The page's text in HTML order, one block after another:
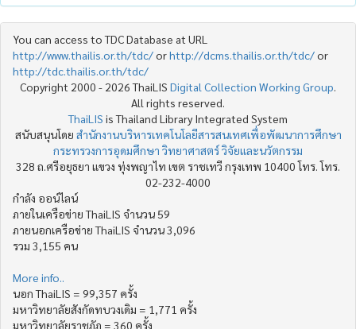
You can access to TDC Database at URL
http://www.thailis.or.th/tdc/orhttp://dcms.thailis.or.th/tdc/or
http://tdc.thailis.or.th/tdc/
Copyright 2000 - 2026 ThaiLIS Digital Collection Working Group
All rights reserved.
ThaiLIS is Thailand Library Integrated System
สนับสนุนโดย สำนักงานบริหารเทคโนโลยีสารสนเทศเพื่อพัฒนาการศึกษา
กระทรวงการอุดมศึกษา วิทยาศาสตร์ วิจัยและนวัตกรรม
328 ถ.ศรีอยุธยา แขวง ทุ่งพญาไท เขต ราชเทวี กรุงเทพ 10400 โทร. โทร.
02-232-4000
กำลัง ออน์ไลน์
ภายในเครือข่าย ThaiLIS จำนวน 59
ภายนอกเครือข่าย ThaiLIS จำนวน 3,096
รวม 3,155 คน
More info..
นอก ThaiLIS = 99,357 ครั้ง
มหาวิทยาลัยสังกัดทบวงเดิม = 1,771 ครั้ง
มหาวิทยาลัยราชภัฏ = 360 ครั้ง